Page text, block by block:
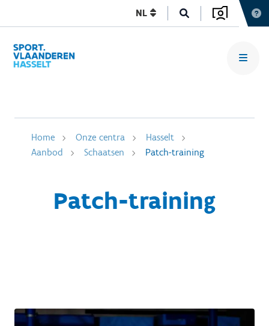
NL
Home Onze centra
Hasselt
Aanbod
Schaatsen Patch-training
Patch-training